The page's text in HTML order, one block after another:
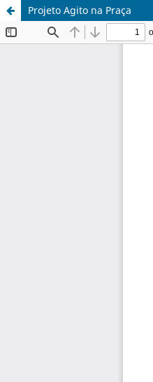
Projeto Agito na Praça